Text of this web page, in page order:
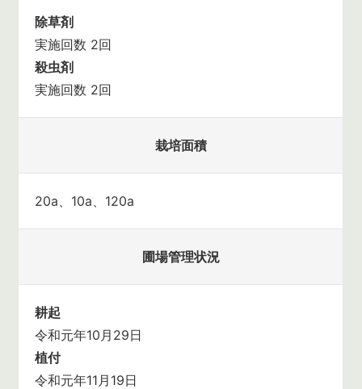
除草剤
実施回数 2回
殺虫剤
実施回数 2回
栽培面積
20a、10a、120a
圃場管理状況
耕起
令和元年10月29日
植付
令和元年11月19日